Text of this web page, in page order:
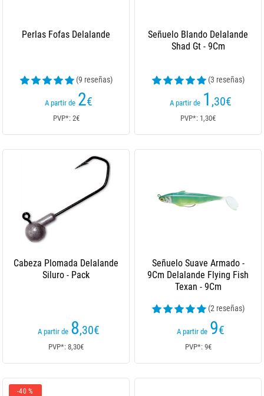
Perlas Fofas Delalande
(9 reseñas)
A partir de 2€
PVP*: 2€
Señuelo Blando Delalande
Shad Gt - 9Cm
(3 reseñas)
A partir de 1 ,30€
PVP*: 1,30€
Cabeza Plomada Delalande
Siluro - Pack
A partir de 8,30€
PVP*: 8,30€
Señuelo Suave Armado -
9Cm Delalande Flying Fish
Texan - 9Cm
(2 reseñas)
A partir de 9€
PVP*: 9€
-40 %